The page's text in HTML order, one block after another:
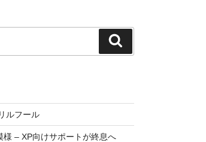
索
ルフール
様 – XP向けサポートが終息へ